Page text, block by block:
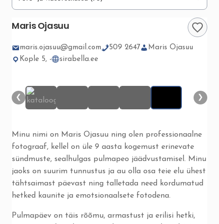
Maris Ojasuu
maris.ojasuu@gmail.com 509 2647
Maris Ojasuu
Kople 5, -
sirabella.ee
❮ ❯
Minu nimi on Maris Ojasuu ning olen professionaalne
fotograaf, kellel on üle 9 aasta kogemust erinevate
sündmuste, sealhulgas pulmapeo jäädvustamisel. Minu
jaoks on suurim tunnustus ja au olla osa teie elu ühest
tähtsaimast päevast ning talletada need kordumatud
hetked kaunite ja emotsionaalsete fotodena.
Pulmapäev on täis rõõmu, armastust ja erilisi hetki,